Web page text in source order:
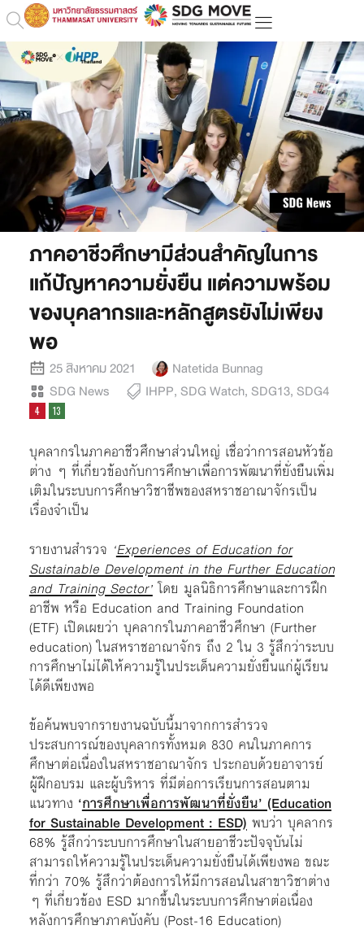
ภาคอาชีวศึกษามีส่วนสำคัญในการ
แก้ปัญหาความยั่งยืน แต่ความพร้อม
ของบุคลากรและหลักสูตรยังไม่เพียง
พอ
25 สิงหาคม 2021
Natetida Bunnag
SDG News
IHPP, SDG Watch, SDG13, SDG4
บุคลากรในภาคอาชีวศึกษาส่วนใหญ่ เชื่อว่าการสอนหัวข้อ
ต่าง ๆ ที่เกี่ยวข้องกับการศึกษาเพื่อการพัฒนาที่ยั่งยืนเพิ่ม
เติมในระบบการศึกษาวิชาชีพของสหราชอาณาจักรเป็น
เรื่องจำเป็น
รายงานสำรวจ ‘Experiences of Education for
Sustainable Development in the Further Education
and Training Sector’โดย มูลนิธิการศึกษาและการฝึก
อาชีพ หรือ Education and Training Foundation
(ETF) เปิดเผยว่า บุคลากรในภาคอาชีวศึกษา (Further
education) ในสหราชอาณาจักร ถึง 2 ใน 3 รู้สึกว่าระบบ
การศึกษาไม่ได้ให้ความรู้ในประเด็นความยั่งยืนแก่ผู้เรียน
ได้ดีเพียงพอ
ข้อค้นพบจากรายงานฉบับนี้มาจากการสำรวจ
ประสบการณ์ของบุคลากรทั้งหมด 830 คนในภาคการ
ศึกษาต่อเนื่องในสหราชอาณาจักร ประกอบด้วยอาจารย์
ผู้ฝึกอบรม และผู้บริหาร ที่มีต่อการเรียนการสอนตาม
แนวทาง ‘การศึกษาเพื่อการพัฒนาที่ยั่งยืน’ (Education
for Sustainable Development : ESD)พบว่า บุคลากร
68% รู้สึกว่าระบบการศึกษาในสายอาชีวะปัจจุบันไม่
สามารถให้ความรู้ในประเด็นความยั่งยืนได้เพียงพอ ขณะ
ที่กว่า 70% รู้สึกว่าต้องการให้มีการสอนในสาขาวิชาต่าง
ๆ ที่เกี่ยวข้อง ESD มากขึ้นในระบบการศึกษาต่อเนื่อง
หลังการศึกษาภาคบังคับ (Post-16 Education)